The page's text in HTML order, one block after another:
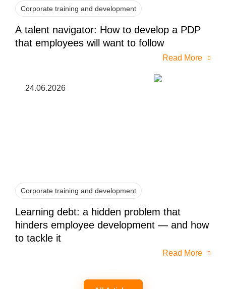
Corporate training and development
A talent navigator: How to develop a PDP
that employees will want to follow
Read More
24.06.2026
Corporate training and development
Learning debt: a hidden problem that
hinders employee development — and how
to tackle it
Read More